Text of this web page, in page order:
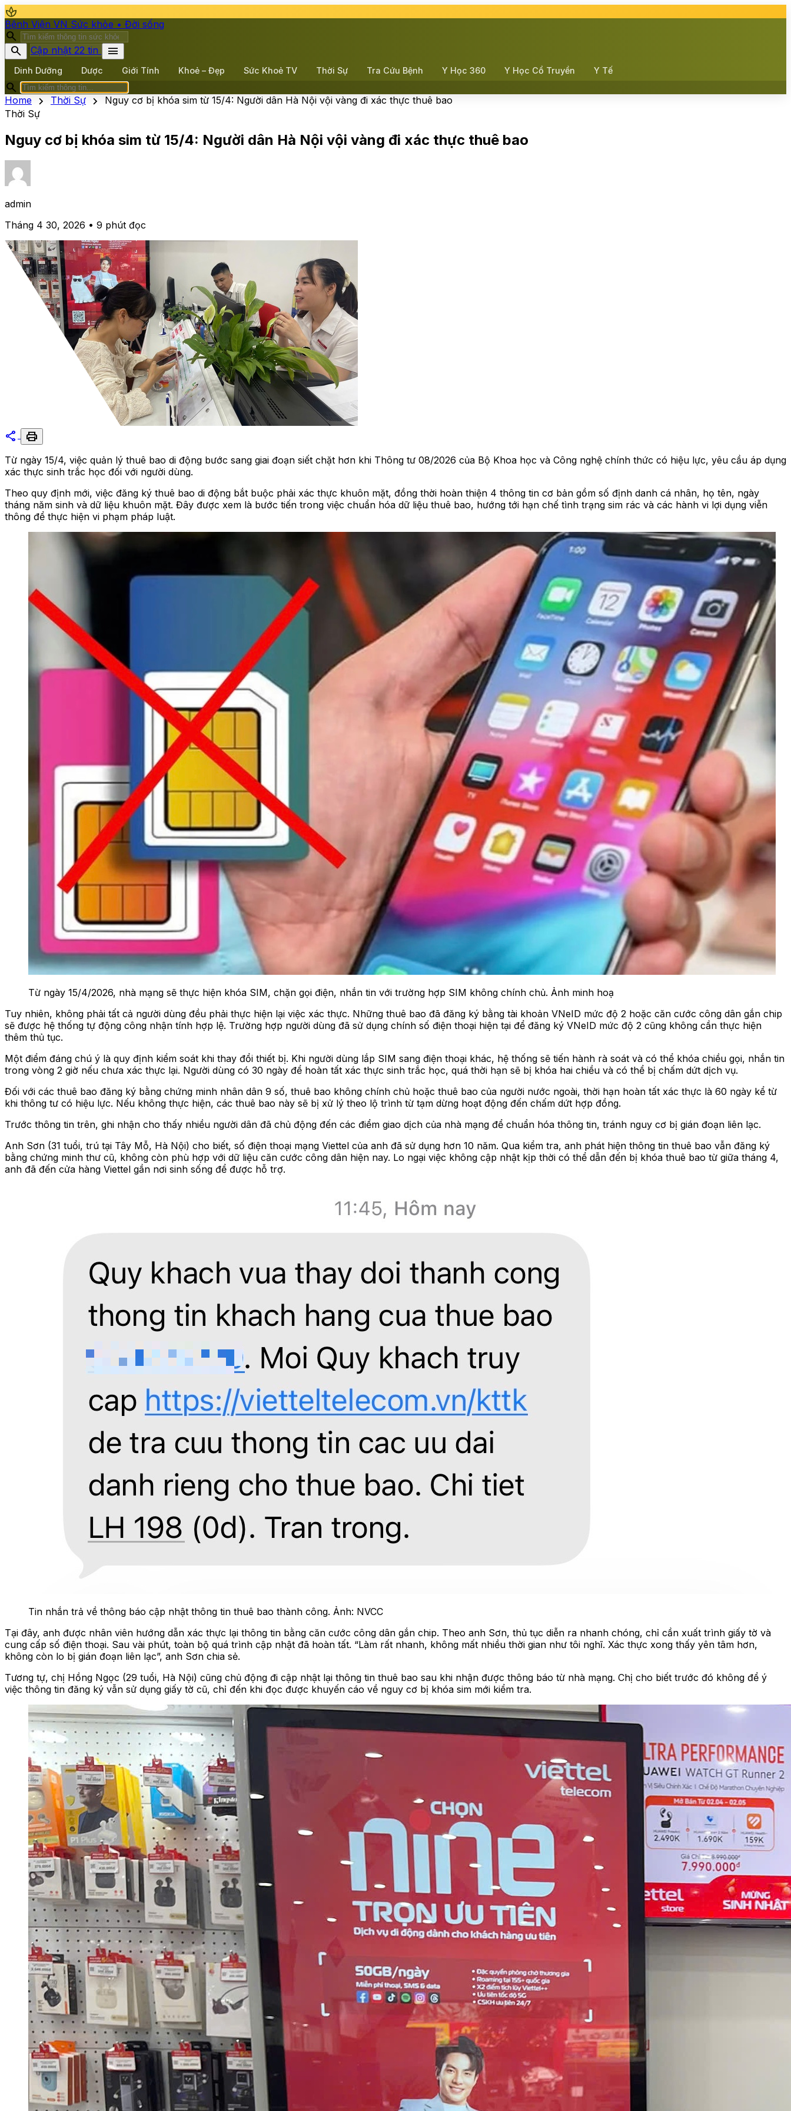
spa
Bệnh Viện VN Sức khỏe • Đời sống
search
search
Cập nhật 22 tin menu
Dinh Dưỡng Dược Giới Tính Khoẻ – Đẹp Sức Khoẻ TV Thời Sự Tra Cứu Bệnh Y Học 360 Y Học Cổ Truyền Y Tế
search
Home chevron_right Thời Sự chevron_right
Nguy cơ bị khóa sim từ 15/4: Người dân Hà Nội vội vàng đi xác thực thuê bao
Thời Sự
Nguy cơ bị khóa sim từ 15/4: Người dân Hà Nội vội vàng đi xác thực thuê bao
admin
Tháng 4 30, 2026 • 9 phút đọc
share print
Từ ngày 15/4, việc quản lý thuê bao di động bước sang giai đoạn siết chặt hơn khi Thông tư 08/2026 của Bộ Khoa học và Công nghệ chính thức có hiệu lực, yêu cầu áp dụng
xác thực sinh trắc học đối với người dùng.
Theo quy định mới, việc đăng ký thuê bao di động bắt buộc phải xác thực khuôn mặt, đồng thời hoàn thiện 4 thông tin cơ bản gồm số định danh cá nhân, họ tên, ngày
tháng năm sinh và dữ liệu khuôn mặt. Đây được xem là bước tiến trong việc chuẩn hóa dữ liệu thuê bao, hướng tới hạn chế tình trạng sim rác và các hành vi lợi dụng viễn
thông để thực hiện vi phạm pháp luật.
Từ ngày 15/4/2026, nhà mạng sẽ thực hiện khóa SIM, chặn gọi điện, nhắn tin với trường hợp SIM không chính chủ. Ảnh minh hoạ
Tuy nhiên, không phải tất cả người dùng đều phải thực hiện lại việc xác thực. Những thuê bao đã đăng ký bằng tài khoản VNeID mức độ 2 hoặc căn cước công dân gắn chip
sẽ được hệ thống tự động công nhận tính hợp lệ. Trường hợp người dùng đã sử dụng chính số điện thoại hiện tại để đăng ký VNeID mức độ 2 cũng không cần thực hiện
thêm thủ tục.
Một điểm đáng chú ý là quy định kiểm soát khi thay đổi thiết bị. Khi người dùng lắp SIM sang điện thoại khác, hệ thống sẽ tiến hành rà soát và có thể khóa chiều gọi, nhắn tin
trong vòng 2 giờ nếu chưa xác thực lại. Người dùng có 30 ngày để hoàn tất xác thực sinh trắc học, quá thời hạn sẽ bị khóa hai chiều và có thể bị chấm dứt dịch vụ.
Đối với các thuê bao đăng ký bằng chứng minh nhân dân 9 số, thuê bao không chính chủ hoặc thuê bao của người nước ngoài, thời hạn hoàn tất xác thực là 60 ngày kể từ
khi thông tư có hiệu lực. Nếu không thực hiện, các thuê bao này sẽ bị xử lý theo lộ trình từ tạm dừng hoạt động đến chấm dứt hợp đồng.
Trước thông tin trên, ghi nhận cho thấy nhiều người dân đã chủ động đến các điểm giao dịch của nhà mạng để chuẩn hóa thông tin, tránh nguy cơ bị gián đoạn liên lạc.
Anh Sơn (31 tuổi, trú tại Tây Mỗ, Hà Nội) cho biết, số điện thoại mạng Viettel của anh đã sử dụng hơn 10 năm. Qua kiểm tra, anh phát hiện thông tin thuê bao vẫn đăng ký
bằng chứng minh thư cũ, không còn phù hợp với dữ liệu căn cước công dân hiện nay. Lo ngại việc không cập nhật kịp thời có thể dẫn đến bị khóa thuê bao từ giữa tháng 4,
anh đã đến cửa hàng Viettel gần nơi sinh sống để được hỗ trợ.
Tin nhắn trả về thông báo cập nhật thông tin thuê bao thành công. Ảnh: NVCC
Tại đây, anh được nhân viên hướng dẫn xác thực lại thông tin bằng căn cước công dân gắn chip. Theo anh Sơn, thủ tục diễn ra nhanh chóng, chỉ cần xuất trình giấy tờ và
cung cấp số điện thoại. Sau vài phút, toàn bộ quá trình cập nhật đã hoàn tất. “Làm rất nhanh, không mất nhiều thời gian như tôi nghĩ. Xác thực xong thấy yên tâm hơn,
không còn lo bị gián đoạn liên lạc”, anh Sơn chia sẻ.
Tương tự, chị Hồng Ngọc (29 tuổi, Hà Nội) cũng chủ động đi cập nhật lại thông tin thuê bao sau khi nhận được thông báo từ nhà mạng. Chị cho biết trước đó không để ý
việc thông tin đăng ký vẫn sử dụng giấy tờ cũ, chỉ đến khi đọc được khuyến cáo về nguy cơ bị khóa sim mới kiểm tra.